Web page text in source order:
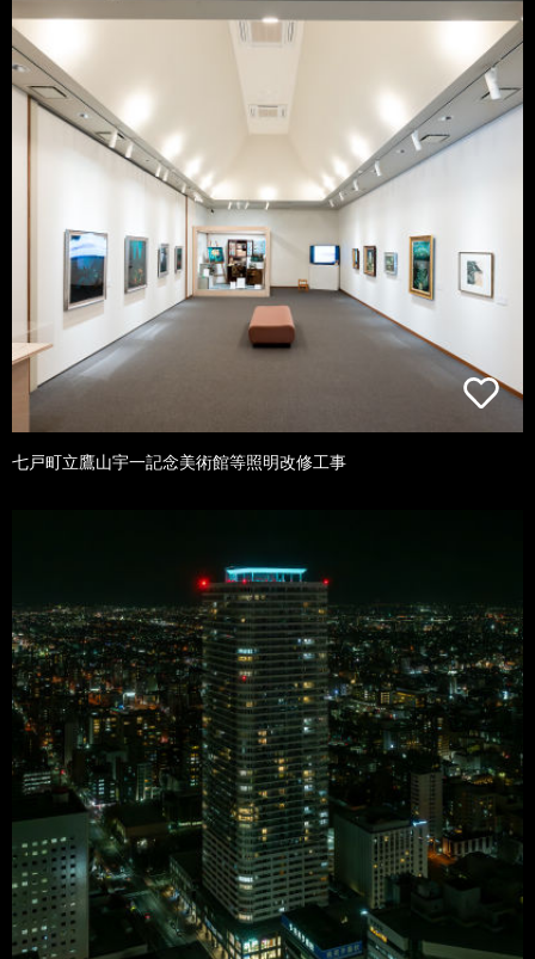
七戸町立鷹山宇一記念美術館等照明改修工事